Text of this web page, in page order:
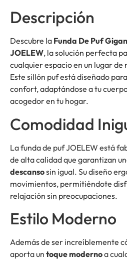
Descripción
Descubre la Funda De Puf
JOELEW, la solución perfecta
cualquier espacio en un lugar
Este sillón puf está diseñado
confort, adaptándose a tu
acogedor en tu hogar.
Comodidad
La funda de puf JOELEW está
de alta calidad que garantizan
descansosin igual. Su diseño
movimientos, permitiéndote
relajación sin preocupaciones.
Estilo Moderno
Además de ser increíblemente
aporta un toque modernoa